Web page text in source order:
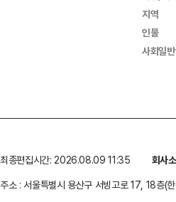
지역
인물
사회일반
최종편집시간: 2026.08.09 11:35 회사
주소 : 서울특별시 용산구 서빙고로 17, 18층(